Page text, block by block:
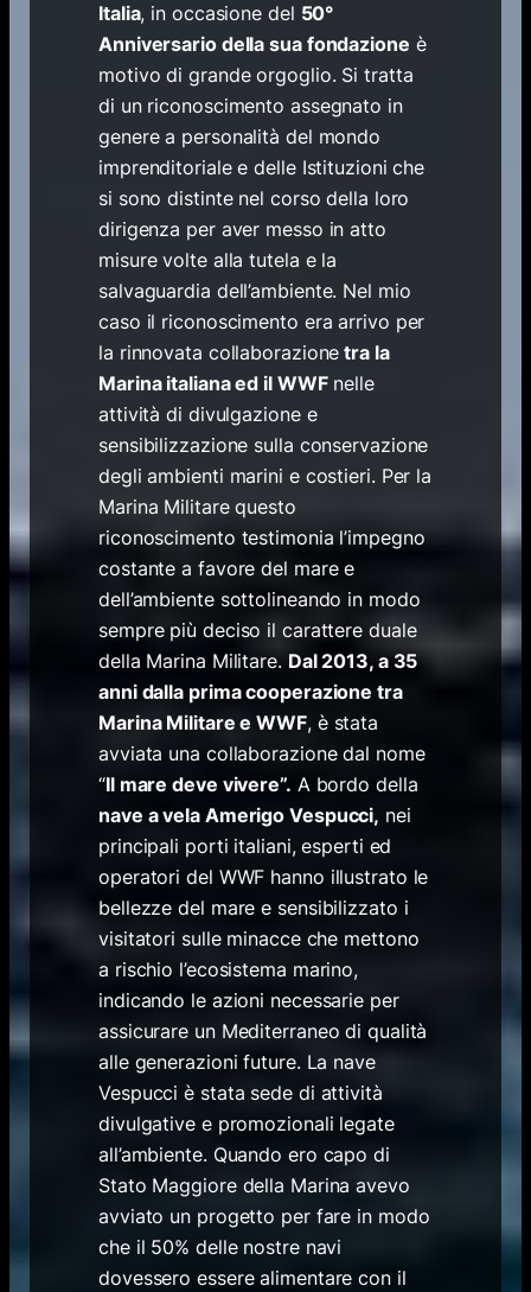
Italia, in occasione del 50°
Anniversario della sua fondazione è
motivo di grande orgoglio. Si tratta
di un riconoscimento assegnato in
genere a personalità del mondo
imprenditoriale e delle Istituzioni che
si sono distinte nel corso della loro
dirigenza per aver messo in atto
misure volte alla tutela e la
salvaguardia dell’ambiente. Nel mio
caso il riconoscimento era arrivo per
la rinnovata collaborazione tra la
Marina italiana ed il WWFnelle
attività di divulgazione e
sensibilizzazione sulla conservazione
degli ambienti marini e costieri. Per la
Marina Militare questo
riconoscimento testimonia l’impegno
costante a favore del mare e
dell’ambiente sottolineando in modo
sempre più deciso il carattere duale
della Marina Militare. Dal 2013, a 35
anni dalla prima cooperazione tra
Marina Militare e WWF, è stata
avviata una collaborazione dal nome
“Il mare deve vivere”. A bordo della
nave a vela Amerigo Vespucci, nei
principali porti italiani, esperti ed
operatori del WWF hanno illustrato le
bellezze del mare e sensibilizzato i
visitatori sulle minacce che mettono
a rischio l’ecosistema marino,
indicando le azioni necessarie per
assicurare un Mediterraneo di qualità
alle generazioni future. La nave
Vespucci è stata sede di attività
divulgative e promozionali legate
all’ambiente. Quando ero capo di
Stato Maggiore della Marina avevo
avviato un progetto per fare in modo
che il 50% delle nostre navi
dovessero essere alimentare con il